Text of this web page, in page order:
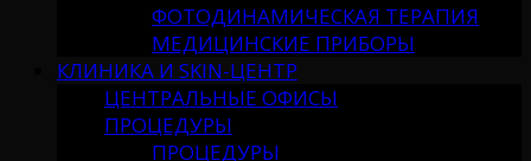
ФОТОДИНАМИЧЕСКАЯ ТЕРАПИЯ
МЕДИЦИНСКИЕ ПРИБОРЫ
КЛИНИКА И SKIN-ЦЕНТР
ЦЕНТРАЛЬНЫЕ ОФИСЫ
ПРОЦЕДУРЫ
ПРОЦЕДУРЫ